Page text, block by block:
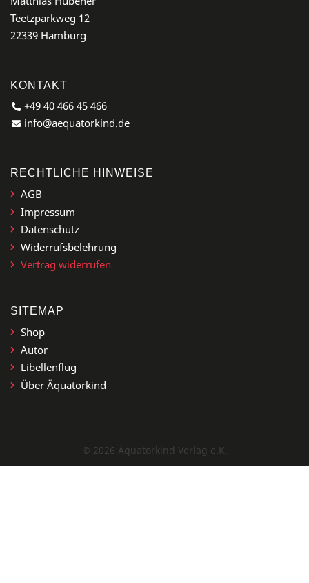
Teetzparkweg 12
22339 Hamburg
KONTAKT
+49 40 466 45 466
info@aequatorkind.de
RECHTLICHE HINWEISE
AGB
Impressum
Datenschutz
Widerrufsbelehrung
Vertrag widerrufen
SITEMAP
Shop
Autor
Libellenflug
Über Äquatorkind
© 2026 Äquatorkind Verlag e.K.